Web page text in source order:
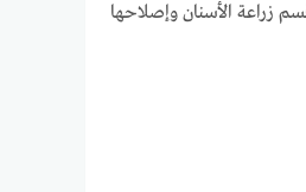
زراعة الأسنان وإصلاحها